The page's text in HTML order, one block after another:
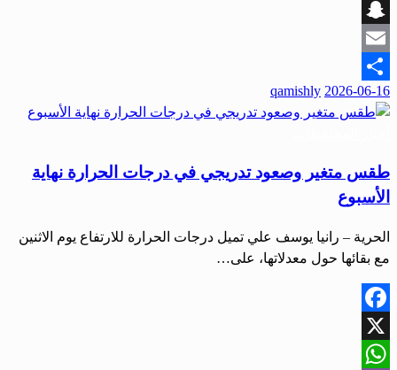
Viber
Snapchat
Email
Share
نُشر
في
2026-06-16
qamishly
طقس متغير وصعود تدريجي في درجات الحرارة نهاية
الأسبوع
الحرية – رانيا يوسف علي تميل درجات الحرارة للارتفاع يوم الاثنين
مع بقائها حول معدلاتها، على…
Facebook
X